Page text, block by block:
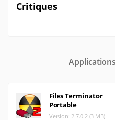
Critiques
Files Terminator
Portable
Version: 2.7.0.2 (3 MB)